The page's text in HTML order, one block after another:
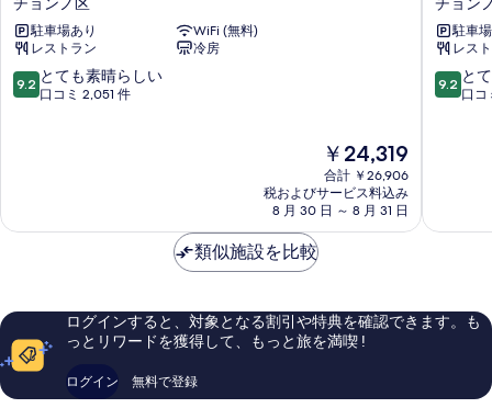
の
写
真
を
る
細ン
ツ
リ
ー
バ
ウ
洞
ョ
ン
駐車場あり
WiFi (無料)
レストラン
冷房
10
段
素
い、
コ
ミ
9.2 とても素晴らしい
口コミ 2,051 件
現
在
の
料
金
￥24,319
合計 ￥26,906
税およびサービス料込み
8 月 30 日 ～ 8 月 31 日
ッ
ド
ホ
テ
ル
ノ
駐車
レス
10
段
素
い、
口
9.2 と
口コ
類似施設を比較
ログインすると、対象となる割引や特典を確認できます。も
っとリワードを獲得して、もっと旅を満喫 !
ログイン 無料で登録